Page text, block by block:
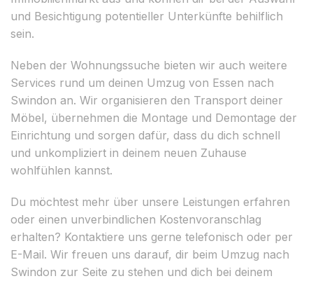
und Besichtigung potentieller Unterkünfte behilflich
sein.
Neben der Wohnungssuche bieten wir auch weitere
Services rund um deinen Umzug von Essen nach
Swindon an. Wir organisieren den Transport deiner
Möbel, übernehmen die Montage und Demontage der
Einrichtung und sorgen dafür, dass du dich schnell
und unkompliziert in deinem neuen Zuhause
wohlfühlen kannst.
Du möchtest mehr über unsere Leistungen erfahren
oder einen unverbindlichen Kostenvoranschlag
erhalten? Kontaktiere uns gerne telefonisch oder per
E-Mail. Wir freuen uns darauf, dir beim Umzug nach
Swindon zur Seite zu stehen und dich bei deinem